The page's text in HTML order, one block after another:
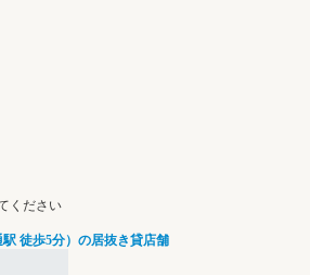
ください
徒歩5分）の居抜き貸店舗